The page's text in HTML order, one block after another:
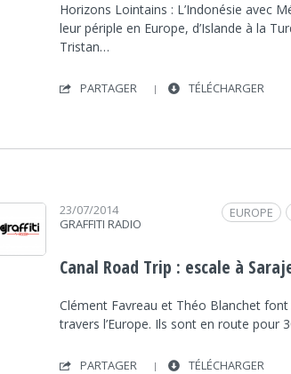
Horizons Lointains : L’Indonésie avec
leur périple en Europe, d’Islande à la
Tristan…
PARTAGER TÉLÉCHARGER
23/07/2014
GRAFFITI RADIO
EUROPE
Canal Road Trip : escale à
Clément Favreau et Théo Blanchet
travers l’Europe. Ils sont en route pour
PARTAGER TÉLÉCHARGER